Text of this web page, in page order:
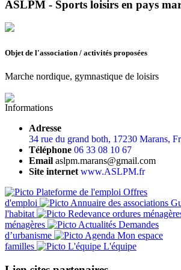
ASLPM - Sports loisirs en pays
Objet de l'association / activités proposées
Marche nordique, gymnastique de loisirs
Informations
Adresse
34 rue du grand both, 17230 Marans,
Téléphone 06 33 08 10 67
Email aslpm.marans@gmail.com
Site internet www.ASLPM.fr
Offres
d'emploi
l'habitat
ménagères
Demandes
d’urbanisme
Mon espace
familles
L'équipe